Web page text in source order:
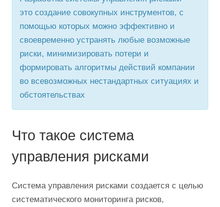
это создание совокупных инструментов, с
помощью которых можно эффективно и
своевременно устранять любые возможные
риски, минимизировать потери и
формировать алгоритмы действий компании
во всевозможных нестандартных ситуациях и
обстоятельствах
Что такое система
управления рисками
Система управления рисками создается с целью
систематического мониторинга рисков,